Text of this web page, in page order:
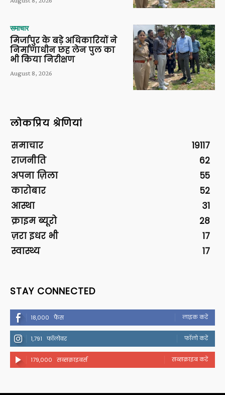
समाचार
मिर्जापुर के बड़े अधिकारियों ने
निर्माणाधीन छह लेन पुल का
भी किया निरीक्षण
August 8, 2026
लोकप्रिय श्रेणियां
समाचार
19117
राजनीति
62
अपना ज़िला
55
कारोबार
52
आस्था
31
क्राइम ब्यूरो
28
ज़रा इधर भी
17
स्वास्थ्य
17
STAY CONNECTED
18,000 फैंस लाइक करें
1,791 फॉलोवर फॉलो करें
179,000 सब्सक्राइबर्स सब्सक्राइब करें